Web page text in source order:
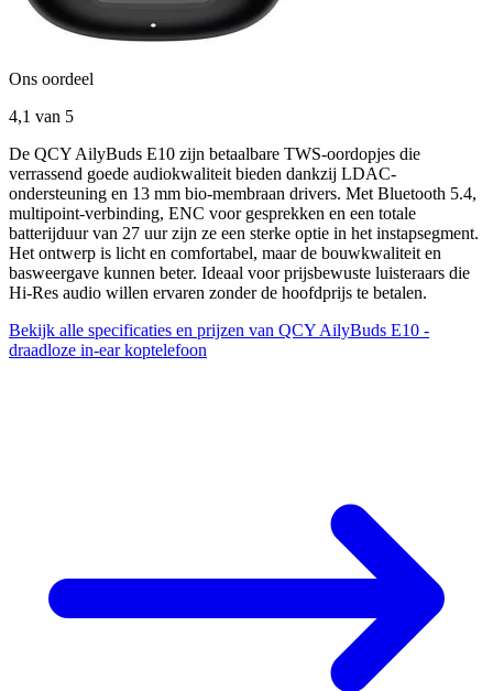
Ons oordeel
4,1 van 5
De QCY AilyBuds E10 zijn betaalbare TWS-oordopjes die
verrassend goede audiokwaliteit bieden dankzij LDAC-
ondersteuning en 13 mm bio-membraan drivers. Met Bluetooth 5.4,
multipoint-verbinding, ENC voor gesprekken en een totale
batterijduur van 27 uur zijn ze een sterke optie in het instapsegment.
Het ontwerp is licht en comfortabel, maar de bouwkwaliteit en
basweergave kunnen beter. Ideaal voor prijsbewuste luisteraars die
Hi-Res audio willen ervaren zonder de hoofdprijs te betalen.
Bekijk alle specificaties en prijzen van QCY AilyBuds E10 -
draadloze in-ear koptelefoon